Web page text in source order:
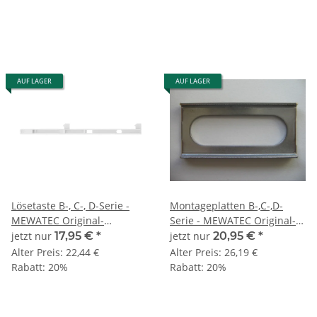
AUF LAGER
Lösetaste B-, C-, D-Serie -
MEWATEC Original-
Ersatzteil
jetzt nur 17,95 € *
Alter Preis: 22,44 €
Rabatt: 20%
AUF LAGER
Montageplatten B-,C-,D-
Serie - MEWATEC Original-
Ersatzteil (2 Stück)
jetzt nur 20,95 € *
Alter Preis: 26,19 €
Rabatt: 20%